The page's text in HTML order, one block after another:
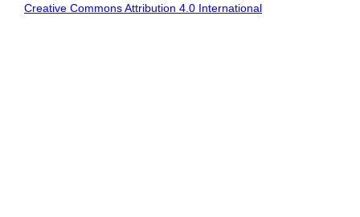
Creative Commons Attribution 4.0 International